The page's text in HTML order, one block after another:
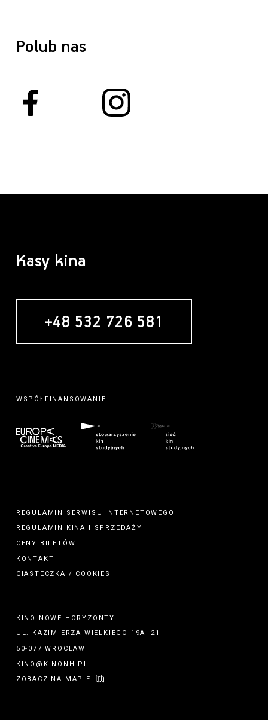
Polub nas
Kasy kina
+48 532 726 581
WSPÓŁFINANSOWANIE
REGULAMIN SERWISU INTERNETOWEGO
REGULAMIN
KINA
SPRZEDAŻY
CENY BILETÓW
KONTAKT
CIASTECZKA / COOKIES
KINO NOWE HORYZONTY
UL. KAZIMIERZA WIELKIEGO 19A–21
50-077 WROCŁAW
KINO@KINONH.PL
ZOBACZ NA MAPIE